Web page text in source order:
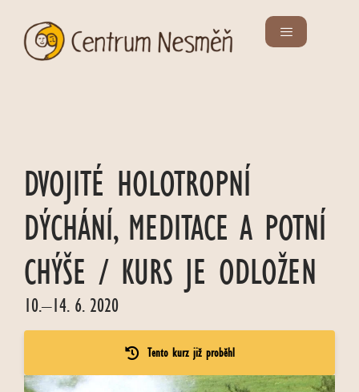
DVOJITÉ HOLOTROPNÍ
DÝCHÁNÍ, MEDITACE A POTNÍ
CHÝŠE / KURS JE ODLOŽEN
10.–14. 6. 2020
Tento kurz již proběhl